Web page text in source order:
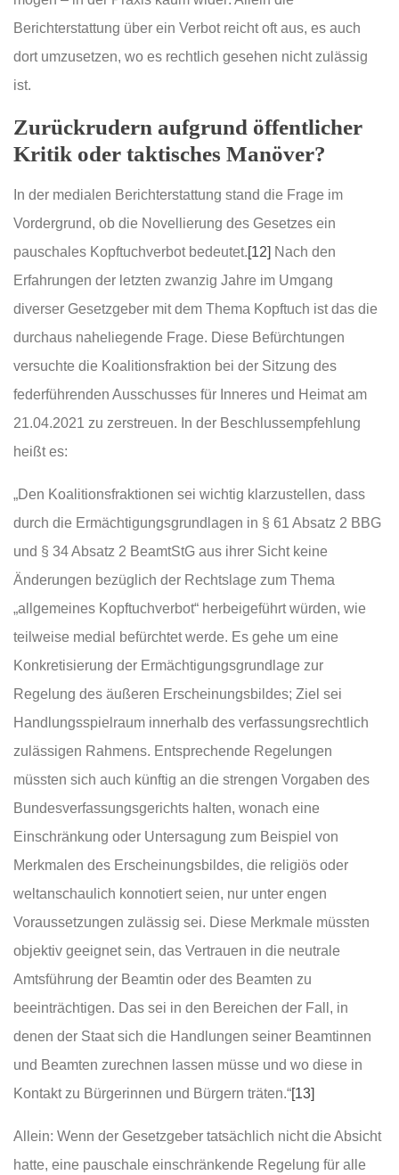
Berichterstattung über ein Verbot reicht oft aus, es auch
dort umzusetzen, wo es rechtlich gesehen nicht zulässig
ist.
Zurückrudern aufgrund öffentlicher
Kritik oder taktisches Manöver?
In der medialen Berichterstattung stand die Frage im
Vordergrund, ob die Novellierung des Gesetzes ein
pauschales Kopftuchverbot bedeutet.[12] Nach den
Erfahrungen der letzten zwanzig Jahre im Umgang
diverser Gesetzgeber mit dem Thema Kopftuch ist das die
durchaus naheliegende Frage. Diese Befürchtungen
versuchte die Koalitionsfraktion bei der Sitzung des
federführenden Ausschusses für Inneres und Heimat am
21.04.2021 zu zerstreuen. In der Beschlussempfehlung
heißt es:
„Den Koalitionsfraktionen sei wichtig klarzustellen, dass
durch die Ermächtigungsgrundlagen in § 61 Absatz 2 BBG
und § 34 Absatz 2 BeamtStG aus ihrer Sicht keine
Änderungen bezüglich der Rechtslage zum Thema
„allgemeines Kopftuchverbot“ herbeigeführt würden, wie
teilweise medial befürchtet werde. Es gehe um eine
Konkretisierung der Ermächtigungsgrundlage zur
Regelung des äußeren Erscheinungsbildes; Ziel sei
Handlungsspielraum innerhalb des verfassungsrechtlich
zulässigen Rahmens. Entsprechende Regelungen
müssten sich auch künftig an die strengen Vorgaben des
Bundesverfassungsgerichts halten, wonach eine
Einschränkung oder Untersagung zum Beispiel von
Merkmalen des Erscheinungsbildes, die religiös oder
weltanschaulich konnotiert seien, nur unter engen
Voraussetzungen zulässig sei. Diese Merkmale müssten
objektiv geeignet sein, das Vertrauen in die neutrale
Amtsführung der Beamtin oder des Beamten zu
beeinträchtigen. Das sei in den Bereichen der Fall, in
denen der Staat sich die Handlungen seiner Beamtinnen
und Beamten zurechnen lassen müsse und wo diese in
Kontakt zu Bürgerinnen und Bürgern träten.“[13]
Allein: Wenn der Gesetzgeber tatsächlich nicht die Absicht
hatte, eine pauschale einschränkende Regelung für alle